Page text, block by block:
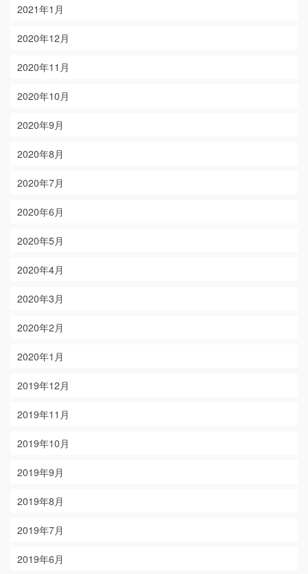
2021年1月
2020年12月
2020年11月
2020年10月
2020年9月
2020年8月
2020年7月
2020年6月
2020年5月
2020年4月
2020年3月
2020年2月
2020年1月
2019年12月
2019年11月
2019年10月
2019年9月
2019年8月
2019年7月
2019年6月